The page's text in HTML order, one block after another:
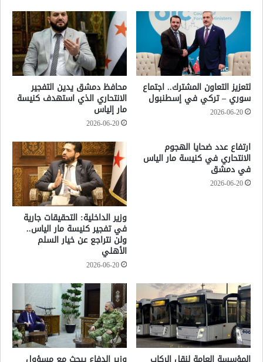
لتعزيز التعاون المشترك.. اجتماع
سوري – تركي في إسطنبول
2026-06-20
محافظ دمشق يدين التفجير
الانتحاري الذي استهدف كنيسة
مار إلياس
2026-06-20
ارتفاع عدد ضحايا الهجوم
الانتحاري في كنيسة مار الياس
في دمشق
2026-06-20
وزير الداخلية: التحقيقات جارية
في تفجير كنيسة مار الياس..
ولن نتراجع عن خيار السلم
الأهلي
2026-06-20